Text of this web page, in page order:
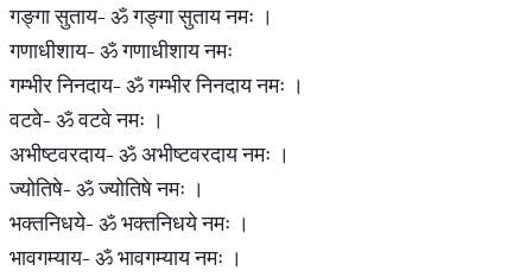
गङ्गा सुताय- ॐ गङ्गा सुताय नमः ।
गणाधीशाय- ॐ गणाधीशाय नमः
गम्भीर निनदाय- ॐ गम्भीर निनदाय नमः ।
वटवे- ॐ वटवे नमः ।
अभीष्टवरदाय- ॐ अभीष्टवरदाय नमः ।
ज्योतिषे- ॐ ज्योतिषे नमः ।
भक्तनिधये- ॐ भक्तनिधये नमः ।
भावगम्याय- ॐ भावगम्याय नमः ।